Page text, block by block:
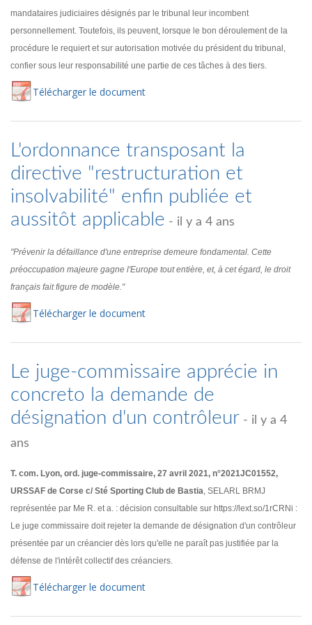
mandataires judiciaires désignés par le tribunal leur incombent
personnellement. Toutefois, ils peuvent, lorsque le bon déroulement de la
procédure le requiert et sur autorisation motivée du président du tribunal,
confier sous leur responsabilité une partie de ces tâches à des tiers.
Télécharger le document
L'ordonnance transposant la
directive "restructuration et
insolvabilité" enfin publiée et
aussitôt applicable - il y a 4 ans
"Prévenir la défaillance d'une entreprise demeure fondamental. Cette
préoccupation majeure gagne l'Europe tout entière, et, à cet égard, le droit
français fait figure de modèle."
Télécharger le document
Le juge-commissaire apprécie in
concreto la demande de
désignation d'un contrôleur - il y a 4
ans
T. com. Lyon, ord. juge-commissaire, 27 avril 2021, n°2021JC01552,
URSSAF de Corse c/ Sté Sporting Club de Bastia, SELARL BRMJ
représentée par Me R. et a. : décision consultable sur https://lext.so/1rCRNi :
Le juge commissaire doit rejeter la demande de désignation d'un contrôleur
présentée par un créancier dès lors qu'elle ne paraît pas justifiée par la
défense de l'intérêt collectif des créanciers.
Télécharger le document